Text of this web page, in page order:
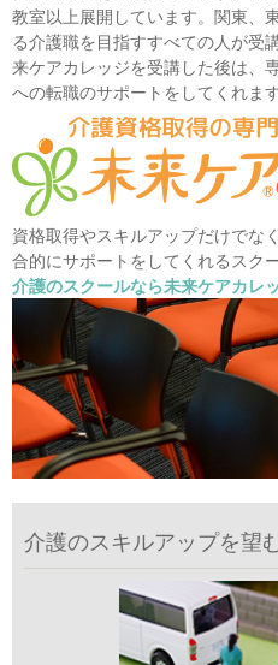
教室以上展開しています。関東、
る介護職を目指すすべての人が受
来ケアカレッジを受講した後は、
への転職のサポートをしてくれます
資格取得やスキルアップだけでな
合的にサポートをしてくれるスクー
介護のスクールなら未来ケアカレ
介護のスキルアップを望